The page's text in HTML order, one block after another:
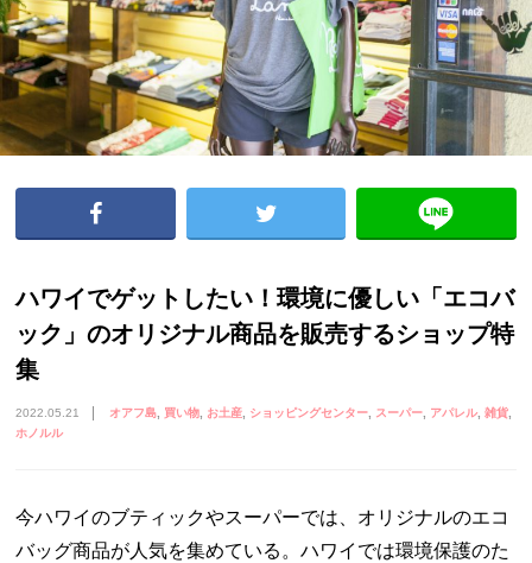
ハワイでゲットしたい！環境に優しい「エコバ
ック」のオリジナル商品を販売するショップ特
集
2022.05.21 オアフ島 買い物 お土産 ショッピングセンター スーパー アパレル 雑貨
ホノルル
今ハワイのブティックやスーパーでは、オリジナルのエコ
バッグ商品が人気を集めている。ハワイでは環境保護のた